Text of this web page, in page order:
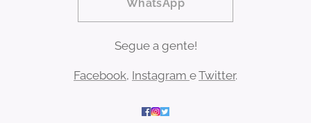
WhatsApp
Segue a gente!
Facebook, Instagram eTwitter.